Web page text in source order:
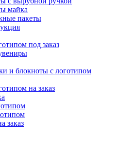
майка
пакеты
под заказ
и блокноты с логотипом
на заказ
заказ